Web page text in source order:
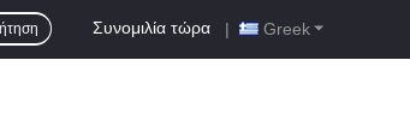
Greek
Συνομιλία τώρα |